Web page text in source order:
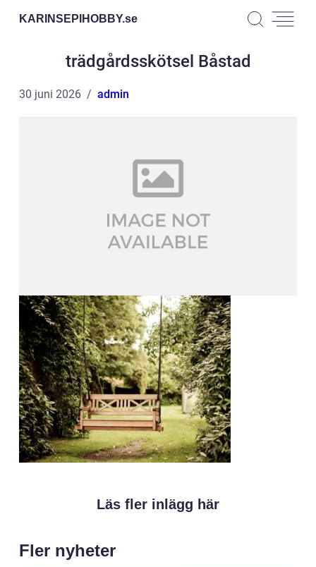
KARINSEPIHOBBY.se
trädgårdsskötsel Båstad
30 juni 2026 admin
Läs fler inlägg här
Fler nyheter